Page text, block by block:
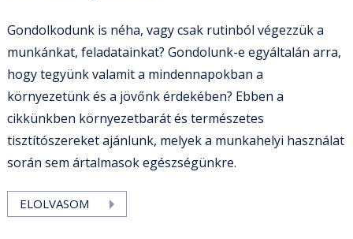
Gondolkodunk is néha, vagy csak rutinból végezzük a
munkánkat, feladatainkat? Gondolunk-e egyáltalán arra,
hogy tegyünk valamit a mindennapokban a
környezetünk és a jövőnk érdekében? Ebben a
cikkünkben környezetbarát és természetes
tisztítószereket ajánlunk, melyek a munkahelyi használat
során sem ártalmasok egészségünkre.
ELOLVASOM